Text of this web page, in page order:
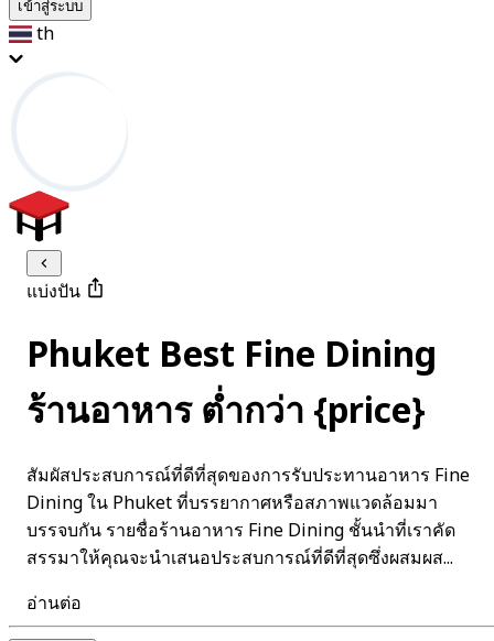
เข้าสู่ระบบ
th
แบ่งปัน
Phuket Best Fine Dining
ร้านอาหาร ต่ำกว่า {price}
สัมผัสประสบการณ์ที่ดีที่สุดของการรับประทานอาหาร Fine
Dining ใน Phuket ที่บรรยากาศหรือสภาพแวดล้อมมา
บรรจบกัน รายชื่อร้านอาหาร Fine Dining ชั้นนำที่เราคัด
สรรมาให้คุณจะนำเสนอประสบการณ์ที่ดีที่สุดซึ่งผสมผส...
อ่านต่อ